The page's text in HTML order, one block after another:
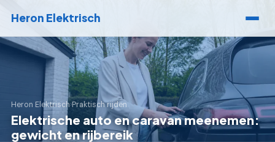
Heron Elektrisch
Heron Elektrisch›Praktisch rijden
Elektrische auto en caravan meenemen:
gewicht en rijbereik